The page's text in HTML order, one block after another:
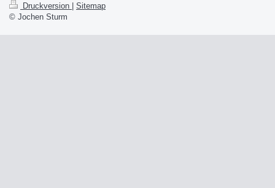
Druckversion | Sitemap
© Jochen Sturm